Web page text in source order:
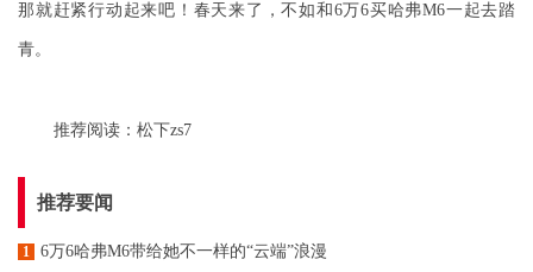
那就赶紧行动起来吧！春天来了，不如和6万6买哈弗M6一起去踏
青。
推荐阅读： 松下zs7
推荐要闻
1 6万6哈弗M6带给她不一样的“云端”浪漫